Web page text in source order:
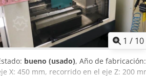
1 / 10
bueno (usado), Año de fabricación:
X: 450 mm, recorrido en el eje Z: 200